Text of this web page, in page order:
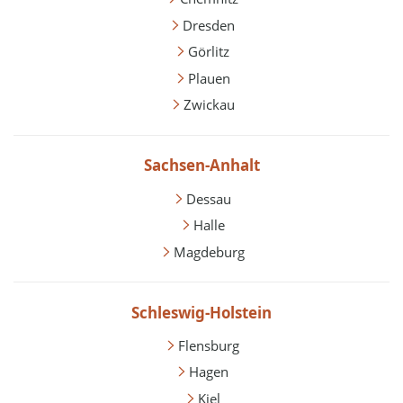
Dresden
Görlitz
Plauen
Zwickau
Sachsen-Anhalt
Dessau
Halle
Magdeburg
Schleswig-Holstein
Flensburg
Hagen
Kiel